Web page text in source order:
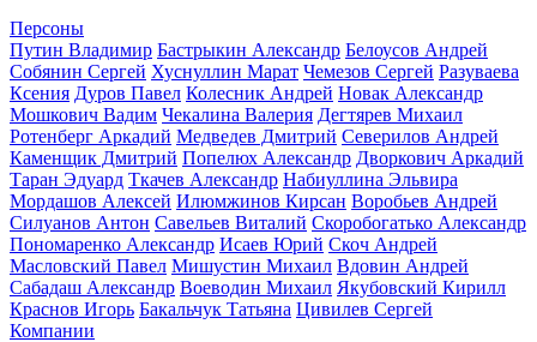
Персоны
Путин Владимир Бастрыкин Александр Белоусов Андрей
Собянин Сергей Хуснуллин Марат Чемезов Сергей Разуваева
Ксения Дуров Павел Колесник Андрей Новак Александр
Мошкович Вадим Чекалина Валерия Дегтярев Михаил
Ротенберг Аркадий Медведев Дмитрий Северилов Андрей
Каменщик Дмитрий Попелюх Александр Дворкович Аркадий
Таран Эдуард Ткачев Александр Набиуллина Эльвира
Мордашов Алексей Илюмжинов Кирсан Воробьев Андрей
Силуанов Антон Савельев Виталий Скоробогатько Александр
Пономаренко Александр Исаев Юрий Скоч Андрей
Масловский Павел Мишустин Михаил Вдовин Андрей
Сабадаш Александр Воеводин Михаил Якубовский Кирилл
Краснов Игорь Бакальчук Татьяна Цивилев Сергей
Компании